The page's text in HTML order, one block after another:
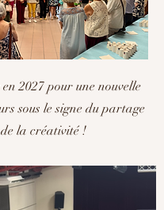
en 2027 pour une nouvelle
sous le signe du partage
la créativité !